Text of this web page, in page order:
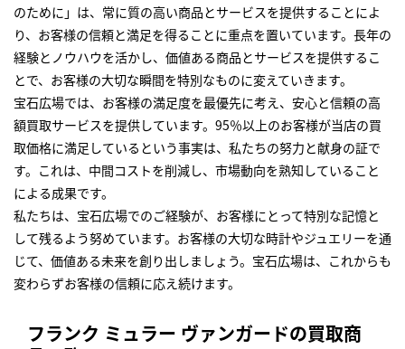
のために」は、常に質の高い商品とサービスを提供することによ
り、お客様の信頼と満足を得ることに重点を置いています。長年の
経験とノウハウを活かし、価値ある商品とサービスを提供するこ
とで、お客様の大切な瞬間を特別なものに変えていきます。
宝石広場では、お客様の満足度を最優先に考え、安心と信頼の高
額買取サービスを提供しています。95％以上のお客様が当店の買
取価格に満足しているという事実は、私たちの努力と献身の証で
す。これは、中間コストを削減し、市場動向を熟知していること
による成果です。
私たちは、宝石広場でのご経験が、お客様にとって特別な記憶と
して残るよう努めています。お客様の大切な時計やジュエリーを通
じて、価値ある未来を創り出しましょう。宝石広場は、これからも
変わらずお客様の信頼に応え続けます。
フランク ミュラー ヴァンガードの買取商